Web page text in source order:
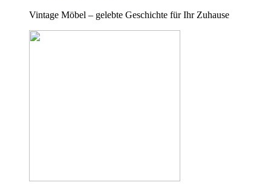
Vintage Möbel – gelebte Geschichte für Ihr Zuhause